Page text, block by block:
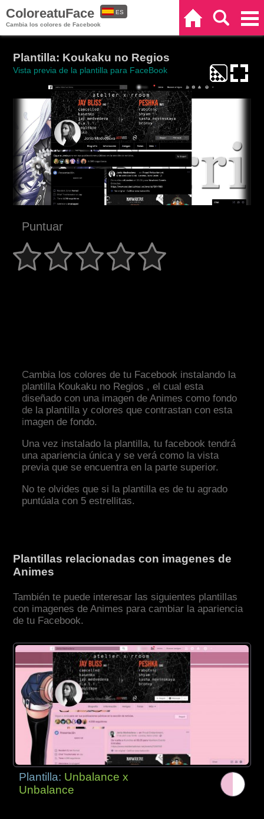
ColoreatuFace
Cambia los colores de Facebook
ES
Plantilla: Koukaku no Regios
Vista previa de la plantilla para FaceBook
Puntuar
Cambia los colores de tu Facebook instalando la
plantilla Koukaku no Regios , el cual esta
diseñado con una imagen de Animes como fondo
de la plantilla y colores que contrastan con esta
imagen de fondo.
Una vez instalado la plantilla, tu facebook tendrá
una apariencia única y se verá como la vista
previa que se encuentra en la parte superior.
No te olvides que si la plantilla es de tu agrado
puntúala con 5 estrellitas.
Plantillas relacionadas con imagenes de
Animes
También te puede interesar las siguientes plantillas
con imagenes de Animes para cambiar la apariencia
de tu Facebook.
Plantilla: Unbalance x
Unbalance